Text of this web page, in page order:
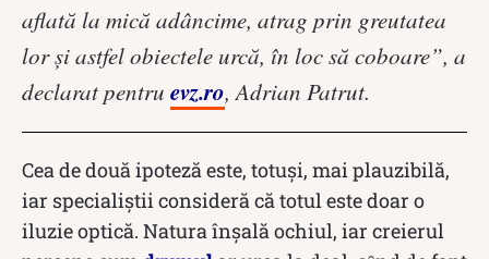
aflată la mică adâncime, atrag prin greutatea
lor și astfel obiectele urcă, în loc să coboare”, a
declarat pentru evz.ro, Adrian Patrut.
Cea de două ipoteză este, totuși, mai plauzibilă,
iar specialiștii consideră că totul este doar o
iluzie optică. Natura înșală ochiul, iar creierul